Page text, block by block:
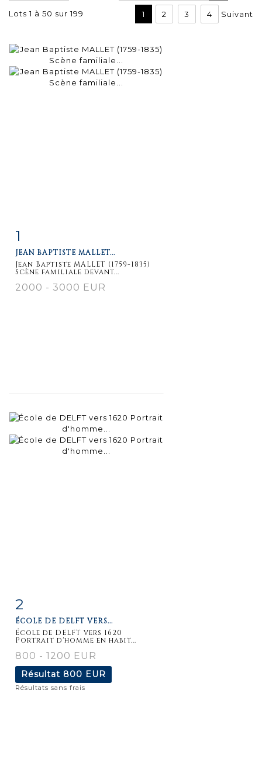
Lots 1 à 50 sur 199 1 2 3 4 Suivant
1
JEAN BAPTISTE MALLET...
Jean Baptiste MALLET (1759-1835)
Scène familiale devant...
2000 - 3000 EUR
2
ÉCOLE DE DELFT VERS...
École de DELFT vers 1620
Portrait d'homme en habit...
800 - 1200 EUR
Résultat 800 EUR
Résultats sans frais